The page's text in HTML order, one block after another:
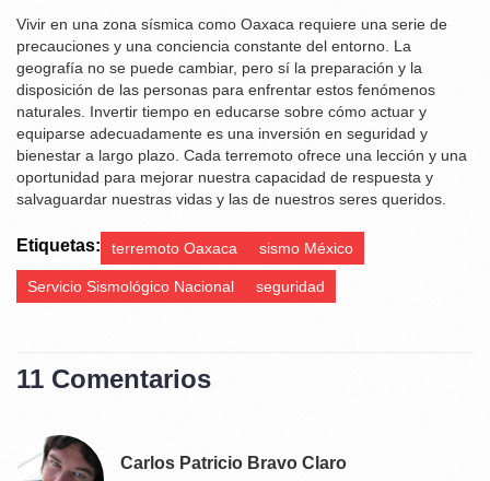
Vivir en una zona sísmica como Oaxaca requiere una serie de
precauciones y una conciencia constante del entorno. La
geografía no se puede cambiar, pero sí la preparación y la
disposición de las personas para enfrentar estos fenómenos
naturales. Invertir tiempo en educarse sobre cómo actuar y
equiparse adecuadamente es una inversión en seguridad y
bienestar a largo plazo. Cada terremoto ofrece una lección y una
oportunidad para mejorar nuestra capacidad de respuesta y
salvaguardar nuestras vidas y las de nuestros seres queridos.
Etiquetas: terremoto Oaxaca sismo México
Servicio Sismológico Nacional seguridad
11 Comentarios
Carlos Patricio Bravo Claro